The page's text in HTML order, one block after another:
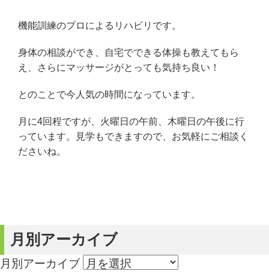
機能訓練のプロによるリハビリです。
身体の相談ができ、自宅でできる体操も教えてもら
え、さらにマッサージがとっても気持ち良い！
とのことで今人気の時間になっています。
月に4回程ですが、火曜日の午前、木曜日の午後に行
っています。見学もできますので、お気軽にご相談く
ださいね。
月別アーカイブ
月別アーカイブ